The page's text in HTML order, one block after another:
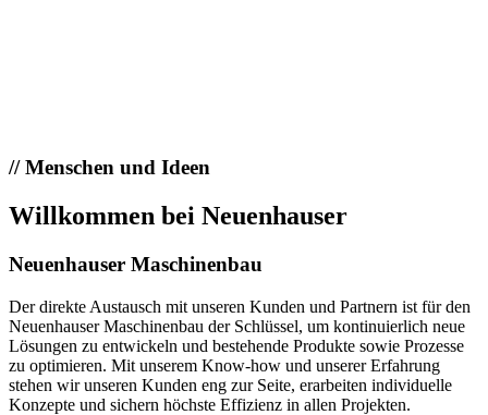
//Menschen und Ideen
Willkommen bei Neuenhauser
Neuenhauser Maschinenbau
Der direkte Austausch mit unseren Kunden und Partnern ist für den
Neuenhauser Maschinenbau der Schlüssel, um kontinuierlich neue
Lösungen zu entwickeln und bestehende Produkte sowie Prozesse
zu optimieren. Mit unserem Know-how und unserer Erfahrung
stehen wir unseren Kunden eng zur Seite, erarbeiten individuelle
Konzepte und sichern höchste Effizienz in allen Projekten.